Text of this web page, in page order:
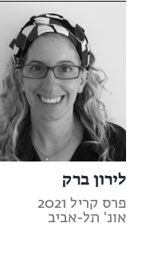
לירון ברק
פרס קריל 2021
אונ' תל-אביב